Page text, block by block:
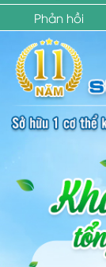
Phản hồi